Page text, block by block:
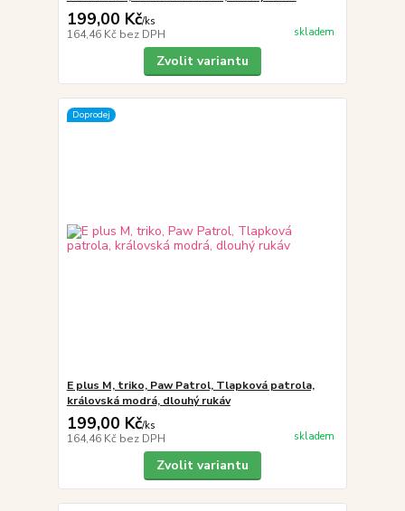
199,00 Kč/ks
164,46 Kč bez DPH skladem
Zvolit variantu
Doprodej
E plus M, triko, Paw Patrol, Tlapková patrola,
královská modrá, dlouhý rukáv
199,00 Kč/ks
164,46 Kč bez DPH skladem
Zvolit variantu